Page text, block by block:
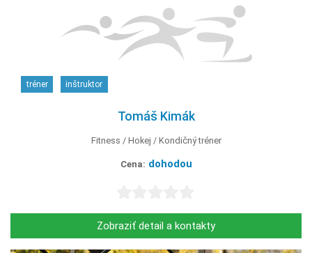
tréner inštruktor
Tomáš Kimák
Fitness Hokej Kondičný tréner
Cena: dohodou
Zobraziť detail a kontakty